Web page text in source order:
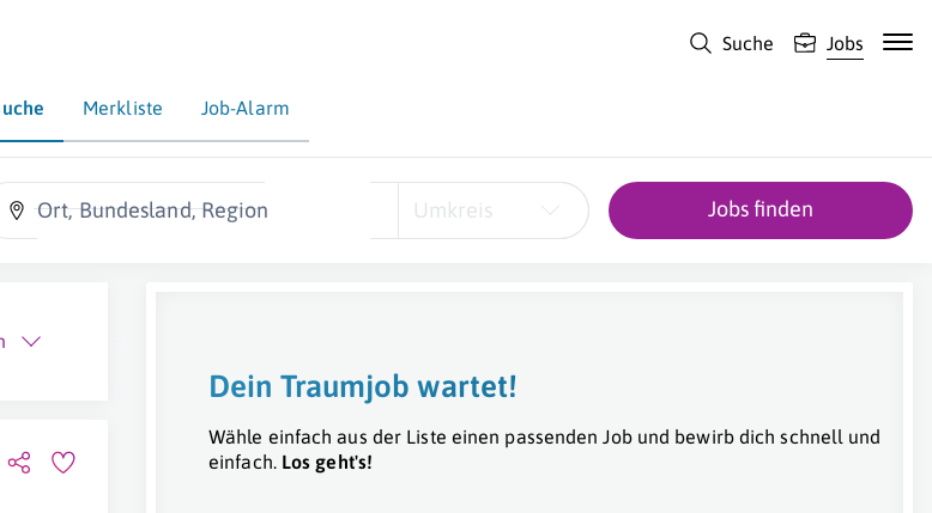
Suche Jobs
Merkliste Job-Alarm
Ort, Bundesland, Region Umkreis Jobs finden
Dein Traumjob wartet!
Wähle einfach aus der Liste einen passenden Job und bewirb dich schnell und
einfach. Los geht's!